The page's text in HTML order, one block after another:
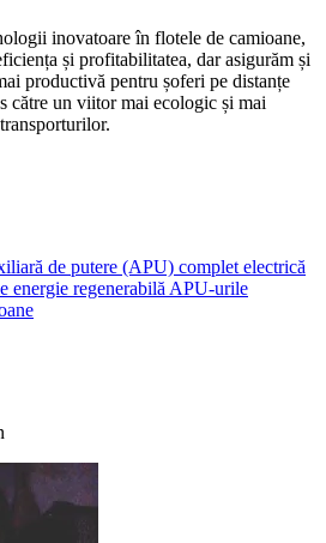
inovatoare în flotele de camioane,
și profitabilitatea, dar asigurăm și
productivă pentru șoferi pe distanțe
către un viitor mai ecologic și mai
de putere (APU) complet electrică
energie regenerabilă APU-urile